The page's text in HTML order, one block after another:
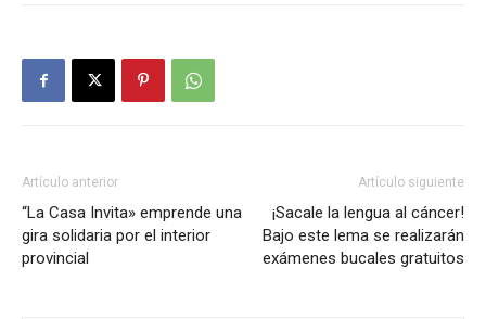
Artículo anterior
“La Casa Invita» emprende una
gira solidaria por el interior
provincial
Artículo siguiente
¡Sacale la lengua al cáncer!
Bajo este lema se realizarán
exámenes bucales gratuitos